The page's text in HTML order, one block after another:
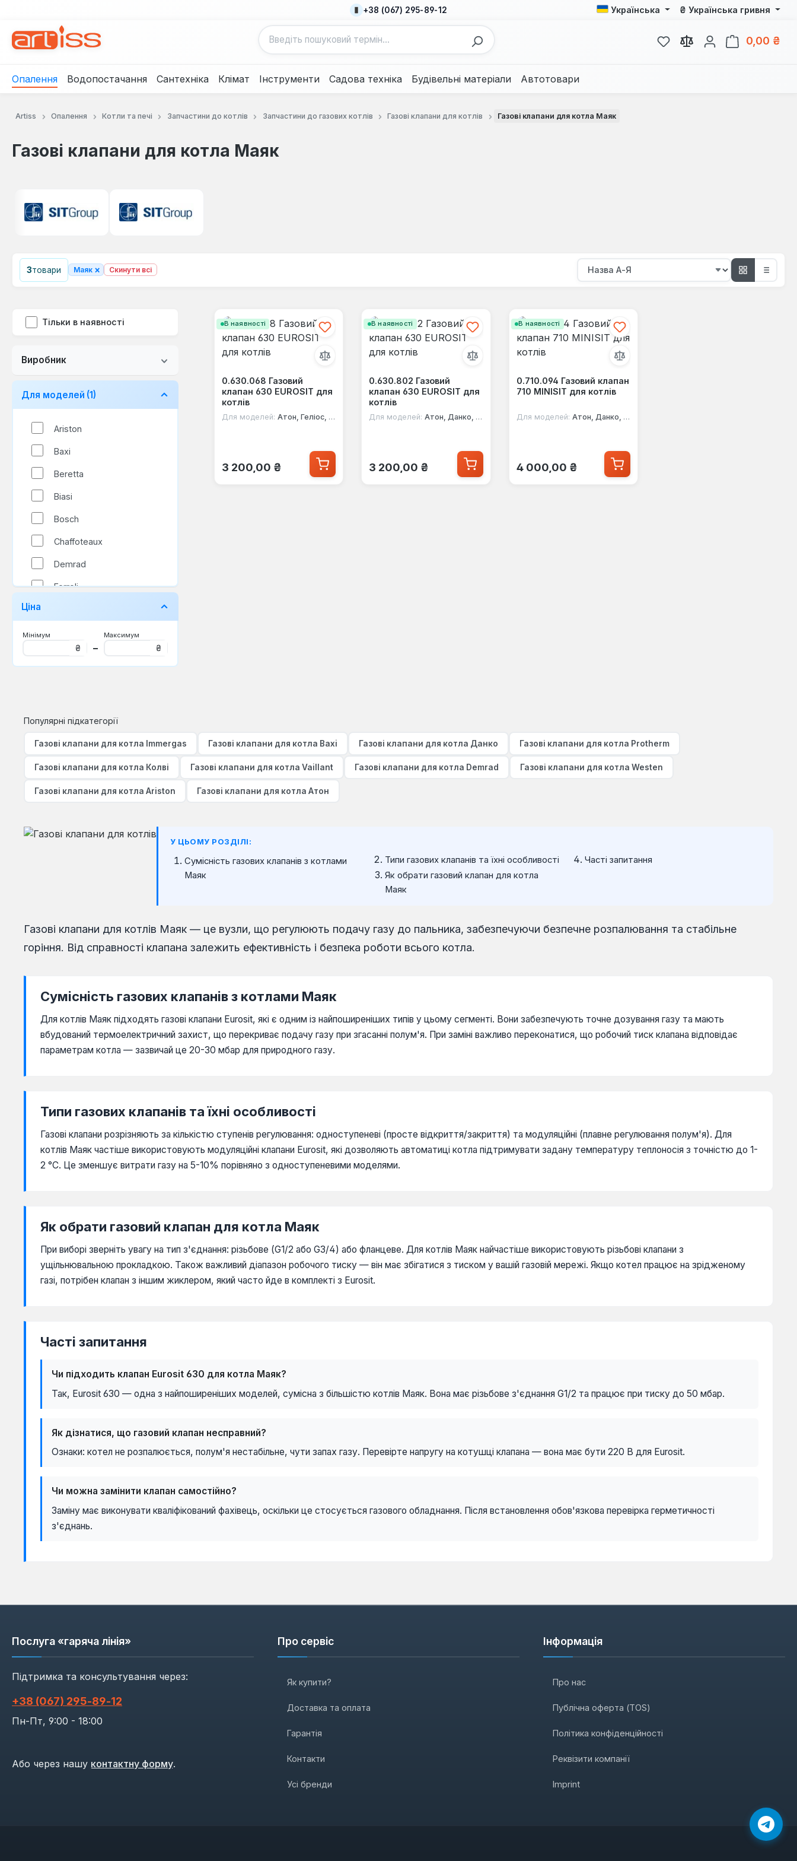
+38 (067) 295-89-12 Українська ₴ Українська гривня
У вас є 0 у списку бажань
0,00 ₴
Опалення Водопостачання Сантехніка Клімат Інструменти Садова техніка Будівельні матеріали Автотовари
Artiss Опалення Котли та печі Запчастини до котлів Запчастини до газових котлів Газові клапани для котлів Газові клапани для котла Маяк
Газові клапани для котла Маяк
3товари Маяк × Скинути всі
Тільки в наявності
Виробник
Для моделей (1)
Ariston
Baxi
Beretta
Biasi
Bosch
Chaffoteaux
Demrad
Ferroli
Immergas
Vaillant
Viessmann
Westen
Атон
Данко
Корді
Маяк
Росс
Термобар
Ціна
Мінімум
₴ –
Максимум
₴
В наявності
0.630.068 Газовий
клапан 630 EUROSIT для
котлів
Для моделей: Атон, Геліос, Данко, Корді, Маяк, Термобар
Звичайна ціна:
3 200,00 ₴
В наявності
0.630.802 Газовий
клапан 630 EUROSIT для
котлів
Для моделей: Атон, Данко, Маяк, Термобар, Колві
Звичайна ціна:
3 200,00 ₴
В наявності
0.710.094 Газовий клапан
710 MINISIT для котлів
Для моделей: Атон, Данко, Корді, Маяк, Термобар
Звичайна ціна:
4 000,00 ₴
Популярні підкатегорії
Газові клапани для котла Immergas Газові клапани для котла Baxi Газові клапани для котла Данко Газові клапани для котла Protherm
Газові клапани для котла Колві Газові клапани для котла Vaillant Газові клапани для котла Demrad Газові клапани для котла Westen
Газові клапани для котла Ariston Газові клапани для котла Атон
У ЦЬОМУ РОЗДІЛІ:
Сумісність газових клапанів з котлами
Маяк
Типи газових клапанів та їхні особливості
Як обрати газовий клапан для котла
Маяк
Часті запитання
Газові клапани для котлів Маяк — це вузли, що регулюють подачу газу до пальника, забезпечуючи безпечне розпалювання та стабільне
горіння. Від справності клапана залежить ефективність і безпека роботи всього котла.
Сумісність газових клапанів з котлами Маяк
Для котлів Маяк підходять газові клапани Eurosit, які є одним із найпоширеніших типів у цьому сегменті. Вони забезпечують точне дозування газу та мають
вбудований термоелектричний захист, що перекриває подачу газу при згасанні полум'я. При заміні важливо переконатися, що робочий тиск клапана відповідає
параметрам котла — зазвичай це 20-30 мбар для природного газу.
Типи газових клапанів та їхні особливості
Газові клапани розрізняють за кількістю ступенів регулювання: одноступеневі (просте відкриття/закриття) та модуляційні (плавне регулювання полум'я). Для
котлів Маяк частіше використовують модуляційні клапани Eurosit, які дозволяють автоматиці котла підтримувати задану температуру теплоносія з точністю до 1-
2 °C. Це зменшує витрати газу на 5-10% порівняно з одноступеневими моделями.
Як обрати газовий клапан для котла Маяк
При виборі зверніть увагу на тип з'єднання: різьбове (G1/2 або G3/4) або фланцеве. Для котлів Маяк найчастіше використовують різьбові клапани з
ущільнювальною прокладкою. Також важливий діапазон робочого тиску — він має збігатися з тиском у вашій газовій мережі. Якщо котел працює на зрідженому
газі, потрібен клапан з іншим жиклером, який часто йде в комплекті з Eurosit.
Часті запитання
Чи підходить клапан Eurosit 630 для котла Маяк?
Так, Eurosit 630 — одна з найпоширеніших моделей, сумісна з більшістю котлів Маяк. Вона має різьбове з'єднання G1/2 та працює при тиску до 50 мбар.
Як дізнатися, що газовий клапан несправний?
Ознаки: котел не розпалюється, полум'я нестабільне, чути запах газу. Перевірте напругу на котушці клапана — вона має бути 220 В для Eurosit.
Чи можна замінити клапан самостійно?
Заміну має виконувати кваліфікований фахівець, оскільки це стосується газового обладнання. Після встановлення обов'язкова перевірка герметичності
з'єднань.
Послуга «гаряча лінія»
Підтримка та консультування через:
+38 (067) 295‑89‑12
Пн-Пт, 9:00 - 18:00
Або через нашу контактну форму.
Про сервіс
Як купити?
Доставка та оплата
Гарантія
Контакти
Усі бренди
Інформація
Про нас
Публічна оферта (TOS)
Політика конфіденційності
Реквізити компанії
Imprint